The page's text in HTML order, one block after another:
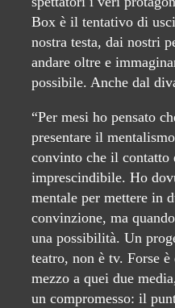
Box è il tentativo di
nostra testa, dai nostri
andare oltre e
possibile. Anche dal
“Per mesi ho pensato
presentare il
convinto che il contatto
imprescindibile. Ho
mentale per mettere in
convinzione, ma
una possibilità. Un
teatro, non è tv. Forse è
mezzo a quei due
un compromesso: il